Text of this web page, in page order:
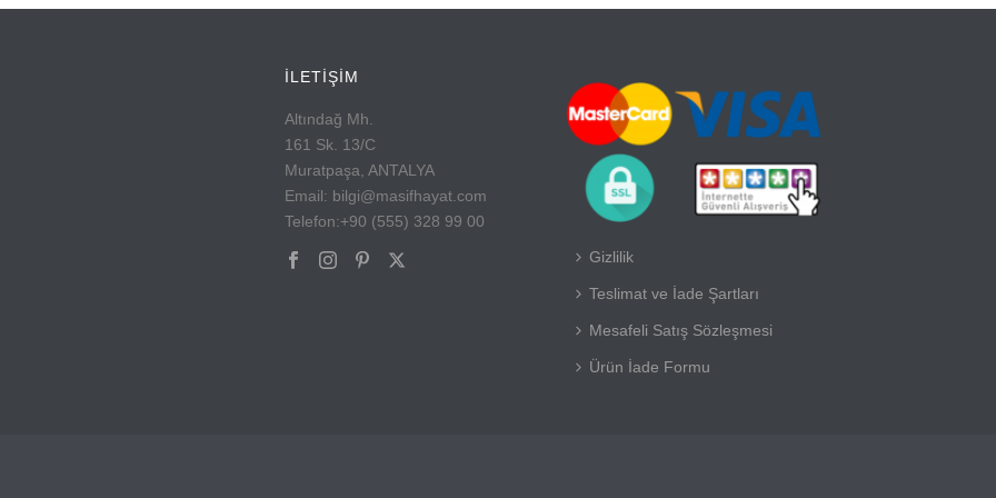
İLETİŞİM
Altındağ Mh.
161 Sk. 13/C
Muratpaşa, ANTALYA
Email: bilgi@masifhayat.com
Telefon:+90 (555) 328 99 00
Gizlilik
Teslimat ve İade Şartları
Mesafeli Satış Sözleşmesi
Ürün İade Formu